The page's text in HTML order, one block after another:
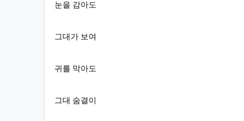
눈을 감아도
그대가 보여
귀를 막아도
그대 숨결이